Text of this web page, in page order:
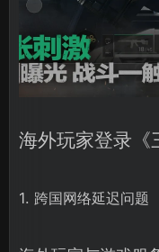
海外玩家登录《
1. 跨国网络延迟问题